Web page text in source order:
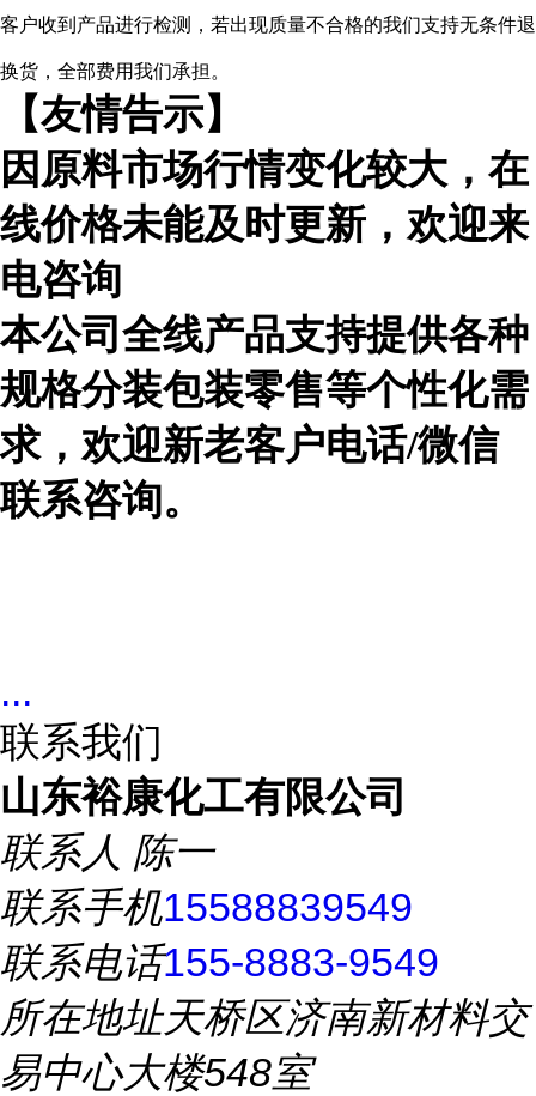
客户收到产品进行检测，若出现质量不合格的我们支持无条件退
换货，全部费用我们承担。
【友情告示】
因原料市场行情变化较大，在
线价格未能及时更新，欢迎来
电咨询
本公司全线产品支持提供各种
规格分装包装零售等个性化需
求，欢迎新老客户电话/微信
联系咨询。
...
联系我们
山东裕康化工有限公司
联系人 陈一
联系手机15588839549
联系电话155-8883-9549
所在地址天桥区济南新材料交
易中心大楼548室